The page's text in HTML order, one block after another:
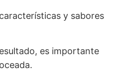
y sabores
es importante